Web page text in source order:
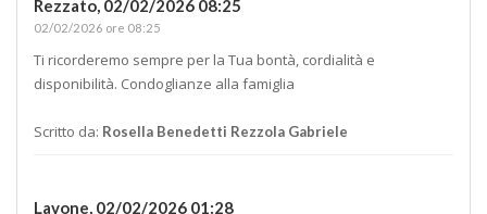
Rezzato, 02/02/2026 08:25
02/02/2026 ore 08:25
Ti ricorderemo sempre per la Tua bontà, cordialità e
disponibilità. Condoglianze alla famiglia
Scritto da: Rosella Benedetti Rezzola Gabriele
Lavone, 02/02/2026 01:28